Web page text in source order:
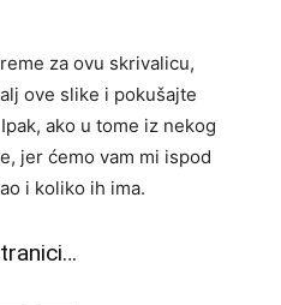
za ovu skrivalicu,
ove slike i pokušajte
ako u tome iz nekog
jer ćemo vam mi ispod
i koliko ih ima.